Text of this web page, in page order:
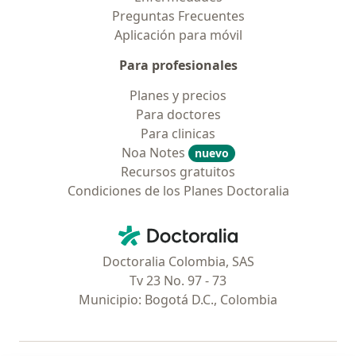
Preguntas Frecuentes
Aplicación para móvil
Para profesionales
Planes y precios
Para doctores
Para clinicas
Noa Notes
nuevo
Recursos gratuitos
Condiciones de los Planes Doctoralia
Doctoralia - Página de inicio
Doctoralia Colombia, SAS
Tv 23 No. 97 - 73
Municipio: Bogotá D.C., Colombia